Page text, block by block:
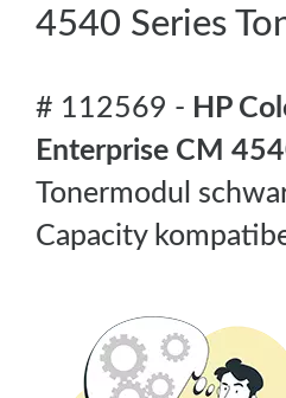
4540 Series
# 112569 - HP
Enterprise CM
Tonermodul
Capacity